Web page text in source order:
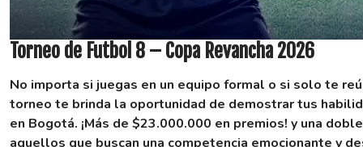
Torneo de Futbol 8 – Copa Revancha 2026
No importa si juegas en un equipo formal o si solo te
torneo te brinda la oportunidad de demostrar tus
en Bogotá. ¡Más de $23.000.000 en premios! y una
aquellos que buscan una competencia emocionante y